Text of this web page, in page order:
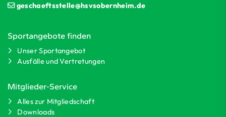
geschaeftsstelle@hsvsobernheim.de
Sportangebote finden
Unser Sportangebot
Ausfälle und Vertretungen
Mitglieder-Service
Alles zur Mitgliedschaft
Downloads